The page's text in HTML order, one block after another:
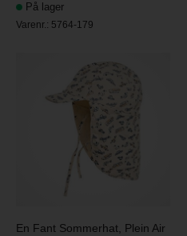
På lager
Varenr.: 5764-179
En Fant Sommerhat, Plein Air